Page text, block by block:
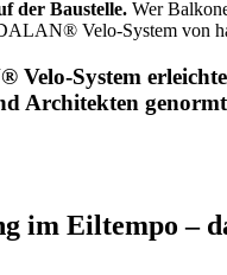
der Baustelle. Wer
Velo‑System von
System
Architekten
im Eiltempo –